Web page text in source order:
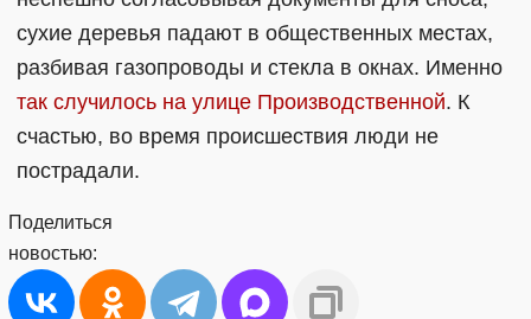
сухие деревья падают в общественных местах,
разбивая газопроводы и стекла в окнах. Именно
так случилось на улице Производственной. К
счастью, во время происшествия люди не
пострадали.
Поделиться
новостью: